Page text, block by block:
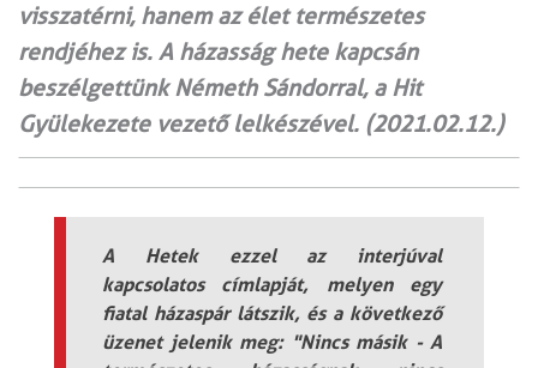
visszatérni, hanem az élet természetes
rendjéhez is. A házasság hete kapcsán
beszélgettünk Németh Sándorral, a Hit
Gyülekezete vezető lelkészével. (2021.02.12.)
A Hetek ezzel az interjúval
kapcsolatos címlapját, melyen egy
fiatal házaspár látszik, és a következő
üzenet jelenik meg: "Nincs másik - A